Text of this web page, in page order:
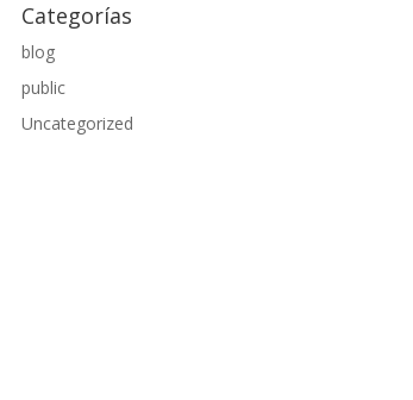
Categorías
blog
public
Uncategorized